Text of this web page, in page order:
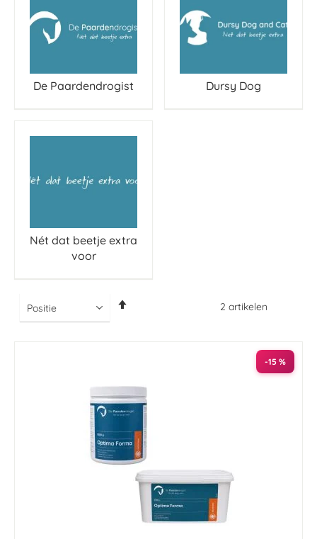
De Paardendrogist Dursy Dog
Nét dat beetje extra
voor
2 artikelen
-15 %